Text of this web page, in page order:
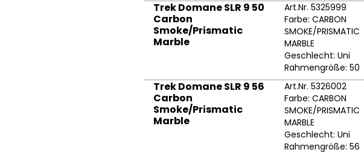
Trek Domane SLR 9 50
Carbon
Smoke/Prismatic
Marble
Art.Nr. 5325999
Farbe: CARBON
SMOKE/PRISMATIC
MARBLE
Geschlecht: Uni
Rahmengröße: 50
Trek Domane SLR 9 56
Carbon
Smoke/Prismatic
Marble
Art.Nr. 5326002
Farbe: CARBON
SMOKE/PRISMATIC
MARBLE
Geschlecht: Uni
Rahmengröße: 56